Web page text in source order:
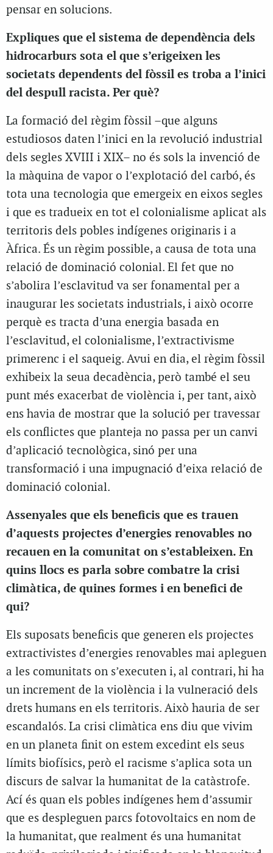
pensar en solucions.
Expliques que el sistema de dependència dels
hidrocarburs sota el que s’erigeixen les
societats dependents del fòssil es troba a l’inici
del despull racista. Per què?
La formació del règim fòssil –que alguns
estudiosos daten l’inici en la revolució industrial
dels segles XVIII i XIX– no és sols la invenció de
la màquina de vapor o l’explotació del carbó, és
tota una tecnologia que emergeix en eixos segles
i que es tradueix en tot el colonialisme aplicat als
territoris dels pobles indígenes originaris i a
Àfrica. És un règim possible, a causa de tota una
relació de dominació colonial. El fet que no
s’abolira l’esclavitud va ser fonamental per a
inaugurar les societats industrials, i això ocorre
perquè es tracta d’una energia basada en
l’esclavitud, el colonialisme, l’extractivisme
primerenc i el saqueig. Avui en dia, el règim fòssil
exhibeix la seua decadència, però també el seu
punt més exacerbat de violència i, per tant, això
ens havia de mostrar que la solució per travessar
els conflictes que planteja no passa per un canvi
d’aplicació tecnològica, sinó per una
transformació i una impugnació d’eixa relació de
dominació colonial.
Assenyales que els beneficis que es trauen
d’aquests projectes d’energies renovables no
recauen en la comunitat on s’estableixen. En
quins llocs es parla sobre combatre la crisi
climàtica, de quines formes i en benefici de
qui?
Els suposats beneficis que generen els projectes
extractivistes d’energies renovables mai apleguen
a les comunitats on s’executen i, al contrari, hi ha
un increment de la violència i la vulneració dels
drets humans en els territoris. Això hauria de ser
escandalós. La crisi climàtica ens diu que vivim
en un planeta finit on estem excedint els seus
límits biofísics, però el racisme s’aplica sota un
discurs de salvar la humanitat de la catàstrofe.
Ací és quan els pobles indígenes hem d’assumir
que es despleguen parcs fotovoltaics en nom de
la humanitat, que realment és una humanitat